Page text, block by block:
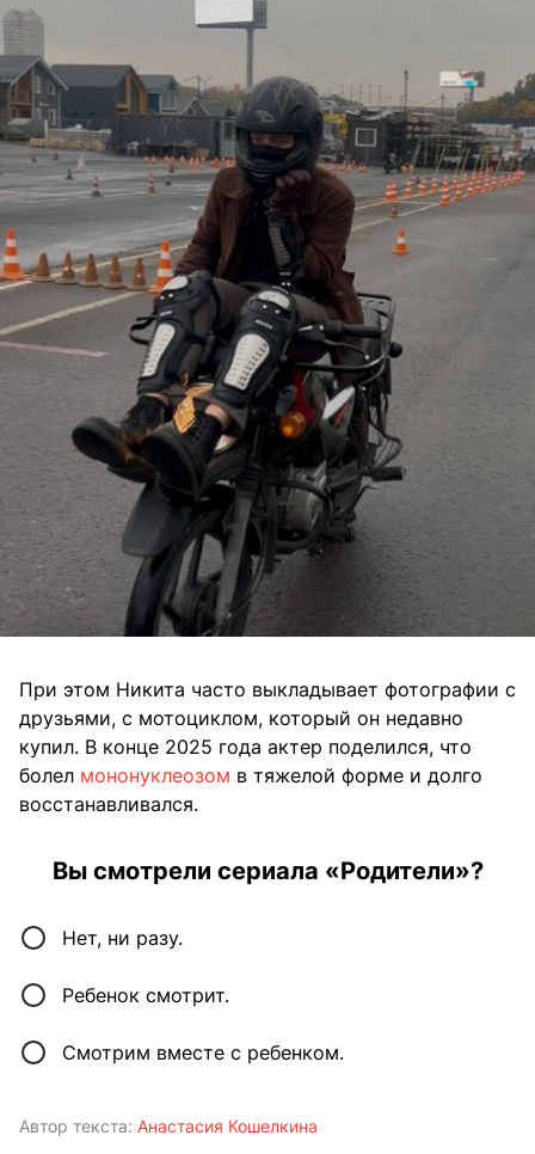
При этом Никита часто выкладывает фотографии с
друзьями, с мотоциклом, который он недавно
купил. В конце 2025 года актер поделился, что
болел мононуклеозом в тяжелой форме и долго
восстанавливался.
Вы смотрели сериала «Родители»?
Нет, ни разу.
Ребенок смотрит.
Смотрим вместе с ребенком.
Автор текста: Анастасия Кошелкина